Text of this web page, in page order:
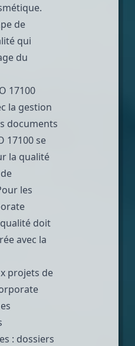
de
qui
du
17100
la gestion
documents
17100 se
la qualité
les
doit
avec la
projets de
: dossiers